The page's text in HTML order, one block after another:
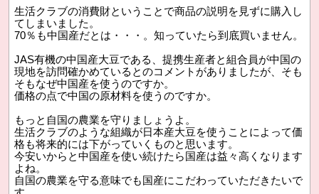
生活クラブの消費財ということで商品の説明を見ずに購入し
てしまいました。
70％も中国産だとは・・・。知っていたら到底買いません。
JAS有機の中国産大豆である、提携生産者と組合員が中国の
現地を訪問確かめているとのコメントがありましたが、そも
そもなぜ中国産を使うのですか。
価格の点で中国の原材料を使うのですか。
もっと自国の農業を守りましょうよ。
生活クラブのような組織が日本産大豆を使うことによって価
格も将来的には下がっていくものと思います。
今安いからと中国産を使い続けたら国産は益々高くなります
よね。
自国の農業を守る意味でも国産にこだわっていただきたいで